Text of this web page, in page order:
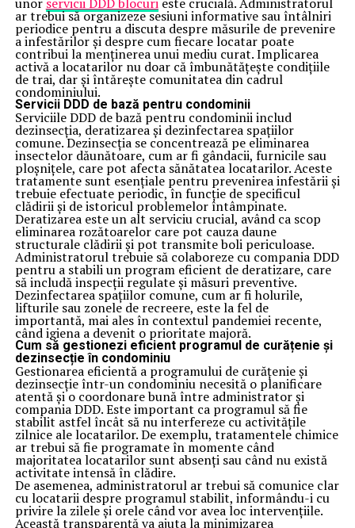
ar trebui să organizeze sesiuni informative sau întâlniri
periodice pentru a discuta despre măsurile de prevenire
a infestărilor și despre cum fiecare locatar poate
contribui la menținerea unui mediu curat. Implicarea
activă a locatarilor nu doar că îmbunătățește condițiile
de trai, dar și întărește comunitatea din cadrul
condominiului.
Servicii DDD de bază pentru condominii
Serviciile DDD de bază pentru condominii includ
dezinsecția, deratizarea și dezinfectarea spațiilor
comune. Dezinsecția se concentrează pe eliminarea
insectelor dăunătoare, cum ar fi gândacii, furnicile sau
ploșnițele, care pot afecta sănătatea locatarilor. Aceste
tratamente sunt esențiale pentru prevenirea infestării și
trebuie efectuate periodic, în funcție de specificul
clădirii și de istoricul problemelor întâmpinate.
Deratizarea este un alt serviciu crucial, având ca scop
eliminarea rozătoarelor care pot cauza daune
structurale clădirii și pot transmite boli periculoase.
Administratorul trebuie să colaboreze cu compania DDD
pentru a stabili un program eficient de deratizare, care
să includă inspecții regulate și măsuri preventive.
Dezinfectarea spațiilor comune, cum ar fi holurile,
lifturile sau zonele de recreere, este la fel de
importantă, mai ales în contextul pandemiei recente,
când igiena a devenit o prioritate majoră.
Cum să gestionezi eficient programul de curățenie și
dezinsecție în condominiu
Gestionarea eficientă a programului de curățenie și
dezinsecție într-un condominiu necesită o planificare
atentă și o coordonare bună între administrator și
compania DDD. Este important ca programul să fie
stabilit astfel încât să nu interfereze cu activitățile
zilnice ale locatarilor. De exemplu, tratamentele chimice
ar trebui să fie programate în momente când
majoritatea locatarilor sunt absenți sau când nu există
activitate intensă în clădire.
De asemenea, administratorul ar trebui să comunice clar
cu locatarii despre programul stabilit, informându-i cu
privire la zilele și orele când vor avea loc intervențiile.
Această transparență va ajuta la minimizarea